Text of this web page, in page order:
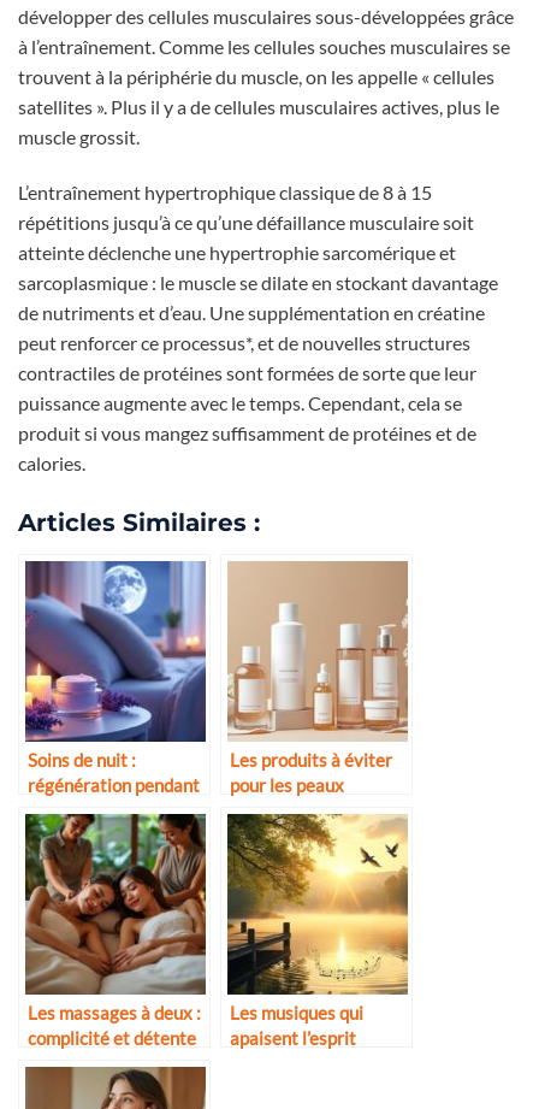
développer des cellules musculaires sous-développées grâce
à l’entraînement. Comme les cellules souches musculaires se
trouvent à la périphérie du muscle, on les appelle « cellules
satellites ». Plus il y a de cellules musculaires actives, plus le
muscle grossit.
L’entraînement hypertrophique classique de 8 à 15
répétitions jusqu’à ce qu’une défaillance musculaire soit
atteinte déclenche une hypertrophie sarcomérique et
sarcoplasmique : le muscle se dilate en stockant davantage
de nutriments et d’eau. Une supplémentation en créatine
peut renforcer ce processus*, et de nouvelles structures
contractiles de protéines sont formées de sorte que leur
puissance augmente avec le temps. Cependant, cela se
produit si vous mangez suffisamment de protéines et de
calories.
Articles Similaires :
Soins de nuit :
régénération pendant
le sommeil
Les produits à éviter
pour les peaux
sensibles
Les massages à deux :
complicité et détente
Les musiques qui
apaisent l’esprit